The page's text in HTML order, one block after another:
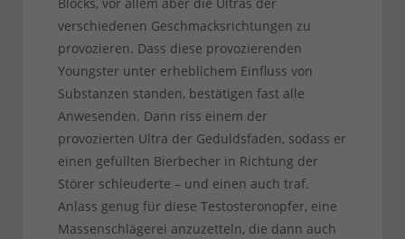
verschiedenen Geschmacksrichtungen zu
provozieren. Dass diese provozierenden
Youngster unter erheblichem Einfluss von
Substanzen standen, bestätigen fast alle
Anwesenden. Dann riss einem der
provozierten Ultra der Geduldsfaden, sodass er
einen gefüllten Bierbecher in Richtung der
Störer schleuderte – und einen auch traf.
Anlass genug für diese Testosteronopfer, eine
Massenschlägerei anzuzetteln, die dann auch